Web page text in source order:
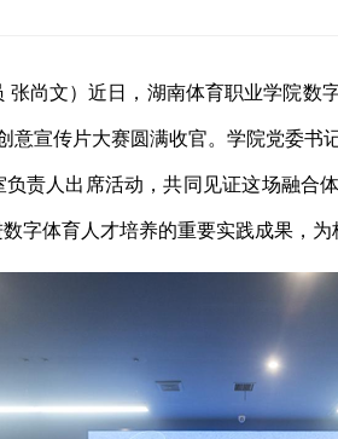
张尚文）近日，湖南体育职业学院数
意宣传片大赛圆满收官。学院党委书
责人出席活动，共同见证这场融合
字体育人才培养的重要实践成果，为